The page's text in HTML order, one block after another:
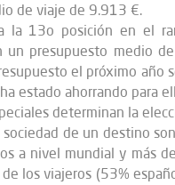
de viaje de 9.913 €.
la 13o posición en el
un presupuesto medio
el próximo año
estado ahorrando para
determinan la
de un destino
a nivel mundial y más
los viajeros (53%